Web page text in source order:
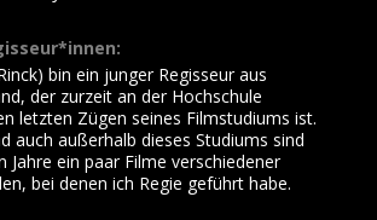
bin ein junger Regisseur aus
der zurzeit an der Hochschule
letzten Zügen seines Filmstudiums ist.
auch außerhalb dieses Studiums sind
Jahre ein paar Filme verschiedener
bei denen ich Regie geführt habe.